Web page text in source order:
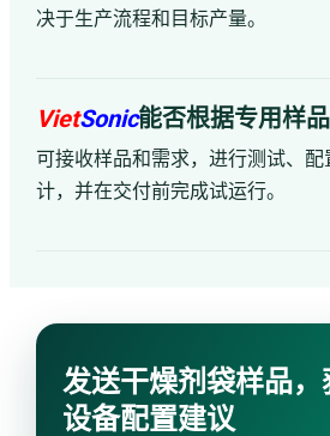
决于生产流程和目标产量。
VietSonic能否根据专用样
可接收样品和需求，进行测试、
计，并在交付前完成试运行。
发送干燥剂袋样品
设备配置建议